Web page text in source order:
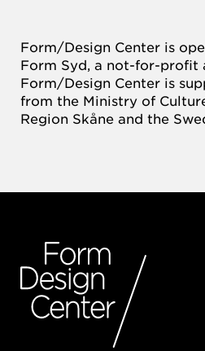
Form/Design Center is
Form Syd, a not-for-profit
Form/Design Center is
from the Ministry of
Region Skåne and the